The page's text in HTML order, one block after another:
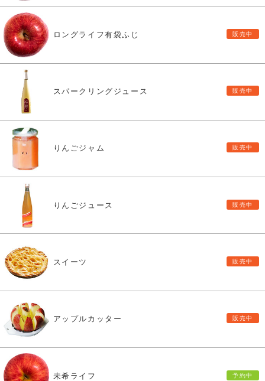
ロングライフ有袋ふじ
スパークリングジュース
りんごジャム
りんごジュース
スイーツ
アップルカッター
未希ライフ